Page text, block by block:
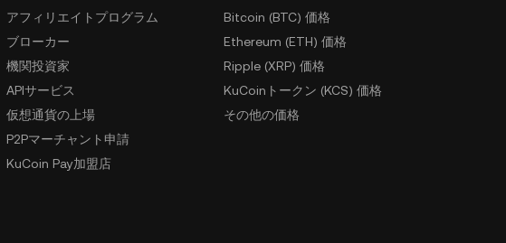
アフィリエイトプログラム
ブローカー
機関投資家
APIサービス
仮想通貨の上場
P2Pマーチャント申請
KuCoin Pay加盟店
Bitcoin (BTC) 価格
Ethereum (ETH) 価格
Ripple (XRP) 価格
KuCoinトークン (KCS) 価格
その他の価格